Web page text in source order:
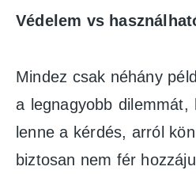
Védelem vs
Mindez csak néhány
a legnagyobb
lenne a kérdés, arról
biztosan nem fér